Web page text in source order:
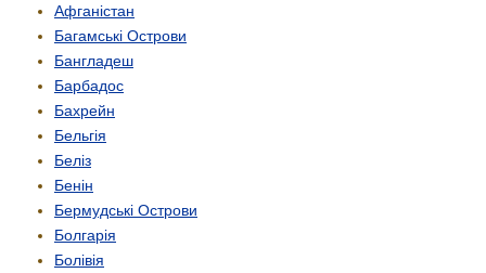
Афганістан
Багамські Острови
Бангладеш
Барбадос
Бахрейн
Бельгія
Беліз
Бенін
Бермудські Острови
Болгарія
Болівія